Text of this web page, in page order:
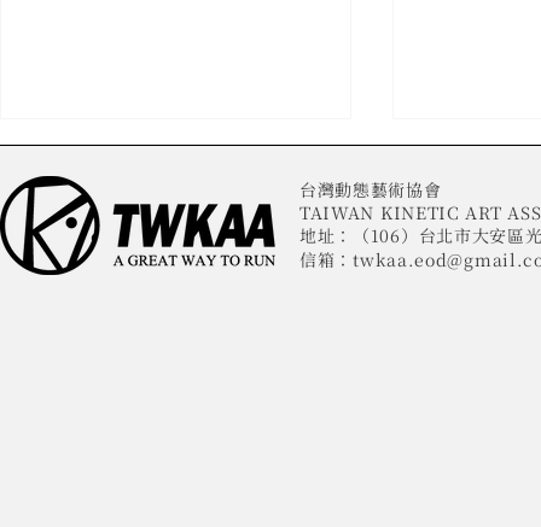
台灣動態藝術協會
TAIWAN KINETIC ART
地址：（106）台北市大安區
信箱：